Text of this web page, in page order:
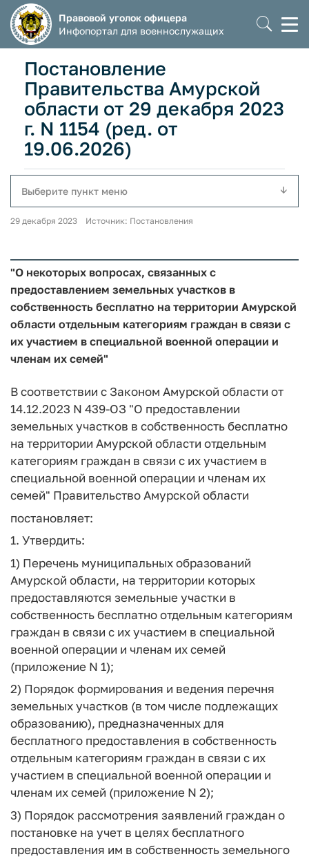
Правовой уголок офицера
Инфопортал для военнослужащих
Постановление
Правительства Амурской
области от 29 декабря 2023
г. N 1154 (ред. от
19.06.2026)
Выберите пункт меню
29 декабря 2023 Источник: Постановления
"О некоторых вопросах, связанных с
предоставлением земельных участков в
собственность бесплатно на территории Амурской
области отдельным категориям граждан в связи с
их участием в специальной военной операции и
членам их семей"
В соответствии с Законом Амурской области от
14.12.2023 N 439-ОЗ "О предоставлении
земельных участков в собственность бесплатно
на территории Амурской области отдельным
категориям граждан в связи с их участием в
специальной военной операции и членам их
семей" Правительство Амурской области
постановляет:
1. Утвердить:
1) Перечень муниципальных образований
Амурской области, на территории которых
предоставляются земельные участки в
собственность бесплатно отдельным категориям
граждан в связи с их участием в специальной
военной операции и членам их семей
(приложение N 1);
2) Порядок формирования и ведения перечня
земельных участков (в том числе подлежащих
образованию), предназначенных для
бесплатного предоставления в собственность
отдельным категориям граждан в связи с их
участием в специальной военной операции и
членам их семей (приложение N 2);
3) Порядок рассмотрения заявлений граждан о
постановке на учет в целях бесплатного
предоставления им в собственность земельного